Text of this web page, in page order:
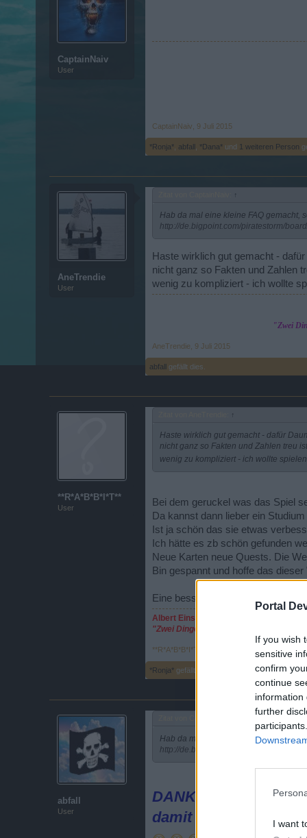
Portal
If you wish
sensitive
confirm
continue
information
further
I want
CaptainNaiv
User
CaptainNaiv 9 Juli 2015
*Ronja* abfall *Dana* und 1 weiteren Person
AneTrendie
User
↑
Hab da mal eine kleine FAQ gemacht,
http://de.bigpoint.com/piratestorm/
Haste wirklich gut gemacht -
nicht ganz so Fakten und Zahlen
wenig zu kompliziert - ich wollte
"Zwei
AneTrendie 9 Juli 2015
abfall gefällt dies.
**R*A*B*B*I*T**
User
↑
Haste wirklich gut gemacht - dafür
nicht ganz so Fakten und Zahlen treu
wenig zu kompliziert - ich wollte
Bei dem geruckel was das Spiel
Da kannst dann lieber ein
Ist ja schön das sie etwas
Ich hätte es zb schön gefunden
Neue Karten neue Quests. Die
Bin gespannt und hoffe das
Eine bessere Übersicht wäre
Albert Einstein
"Zwei Dinge sind unendlich, das
**R*A*B*B*I*T**
*Ronja* gefällt dies.
abfall
User
Hab da mal eine kleine FAQ gemacht,
http://de.bigpoint.com/piratestorm/
DANKE für deine
damit ist vieles sehr